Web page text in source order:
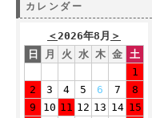
カレンダー
＜2026年8月 ＞
日
月 火 水 木 金 土
1
2
3 4 5 6 7
8
9
10 11 12 13 14 15